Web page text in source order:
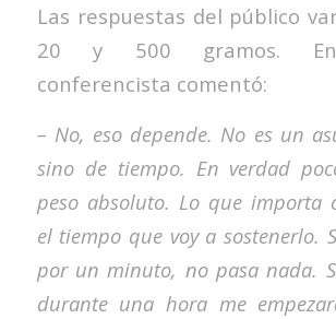
Las respuestas del público
20 y 500 gramos.
conferencista comentó:
– No, eso depende. No es un
sino de tiempo. En verdad
peso absoluto. Lo que importa
el tiempo que voy a sostenerlo.
por un minuto, no pasa nada.
durante una hora me